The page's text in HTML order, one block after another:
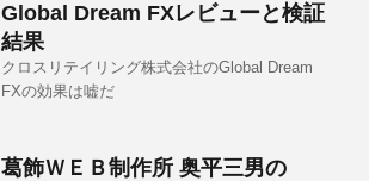
Global Dream FXレビューと検証
結果
クロスリテイリング株式会社のGlobal Dream
FXの効果は嘘だ
葛飾ＷＥＢ制作所 奥平三男の